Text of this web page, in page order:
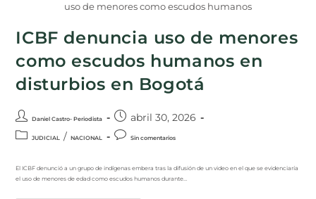
uso de menores como escudos humanos
ICBF denuncia uso de menores
como escudos humanos en
disturbios en Bogotá
Daniel Castro- Periodista abril 30, 2026
JUDICIAL / NACIONAL Sin comentarios
El ICBF denunció a un grupo de indígenas embera tras la difusión de un video en el que se evidenciaría
el uso de menores de edad como escudos humanos durante…